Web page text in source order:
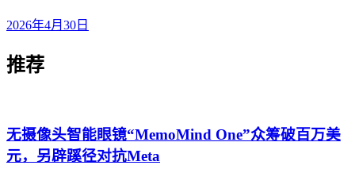
2026年4月30日
推荐
无摄像头智能眼镜“MemoMind One”众筹破百万美
元，另辟蹊径对抗Meta